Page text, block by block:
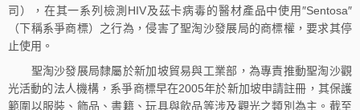
司），在其一系列檢測HIV及茲卡病毒的醫材產品中使用″Sentosa″
（下稱系爭商標）之行為，侵害了聖淘沙發展局的商標權，要求其停
止使用。
聖淘沙發展局隸屬於新加坡貿易與工業部，為專責推動聖淘沙觀
光活動的法人機構，系爭商標早在2005年於新加坡申請註冊，其保護
範圍以服裝、飾品、書籍、玩具與飲品等涉及觀光之類別為主。截至